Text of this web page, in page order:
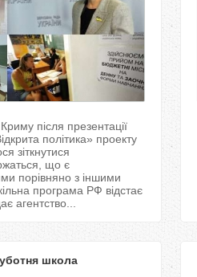
після презентації
політика» проекту
зіткнутися
що є
порівняно з іншими
програма РФ відстає
агентство...
школа